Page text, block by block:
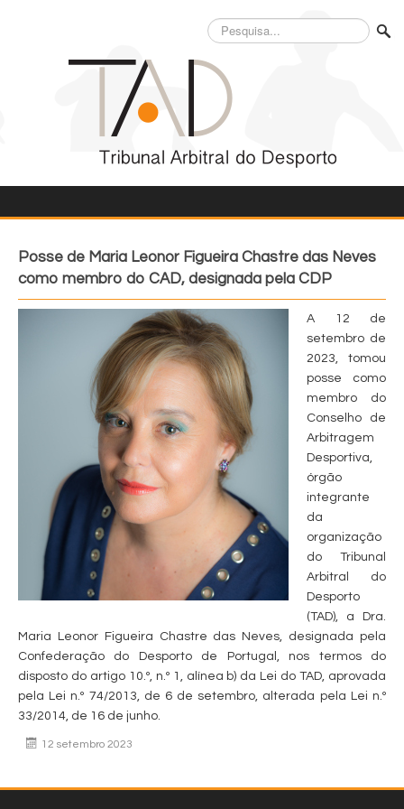
Pesquisa...
Posse de Maria Leonor Figueira Chastre das Neves
como membro do CAD, designada pela CDP
A 12 de
setembro de
2023, tomou
posse como
membro do
Conselho de
Arbitragem
Desportiva,
órgão
integrante
da
organização
do Tribunal
Arbitral do
Desporto
(TAD), a Dra.
Maria Leonor Figueira Chastre das Neves, designada pela
Confederação do Desporto de Portugal, nos termos do
disposto do artigo 10.º, n.º 1, alínea b) da Lei do TAD, aprovada
pela Lei n.º 74/2013, de 6 de setembro, alterada pela Lei n.º
33/2014, de 16 de junho.
12 setembro 2023